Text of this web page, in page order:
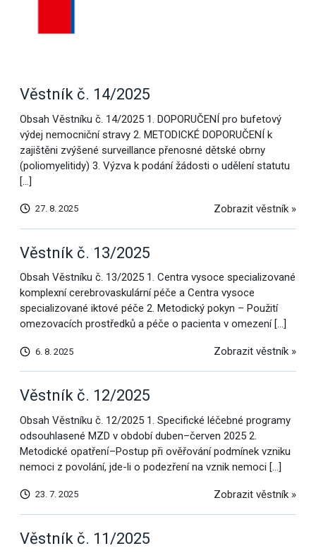
Věstník č. 14/2025
Obsah Věstníku č. 14/2025 1. DOPORUČENÍ pro bufetový
výdej nemocniční stravy 2. METODICKÉ DOPORUČENÍ k
zajištěni zvýšené surveillance přenosné dětské obrny
(poliomyelitidy) 3. Výzva k podání žádosti o udělení statutu
[…]
27. 8. 2025 Zobrazit věstník »
Věstník č. 13/2025
Obsah Věstníku č. 13/2025 1. Centra vysoce specializované
komplexní cerebrovaskulární péče a Centra vysoce
specializované iktové péče 2. Metodický pokyn – Použití
omezovacích prostředků a péče o pacienta v omezení […]
6. 8. 2025 Zobrazit věstník »
Věstník č. 12/2025
Obsah Věstníku č. 12/2025 1. Specifické léčebné programy
odsouhlasené MZD v období duben–červen 2025 2.
Metodické opatřenı́–Postup při ověřování podmínek vzniku
nemoci z povolání, jde-li o podezření na vznik nemoci […]
23. 7. 2025 Zobrazit věstník »
Věstník č. 11/2025